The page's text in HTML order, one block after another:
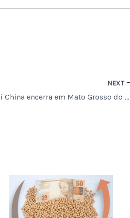
NEXT
Boi China encerra em Mato Grosso do Sul a R$ 340,00, mantendo o valor, enquanto preços caem em SP, MG, MT, GO e PR.